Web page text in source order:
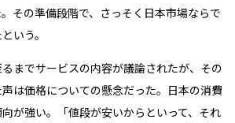
その準備段階で、さっそく日本市場ならで
いう。
までサービスの内容が議論されたが、その
は価格についての懸念だった。日本の消費
が強い。「値段が安いからといって、それ